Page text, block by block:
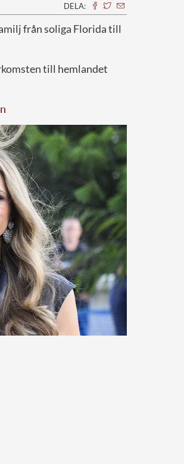
DELA:
från soliga Florida till
till hemlandet